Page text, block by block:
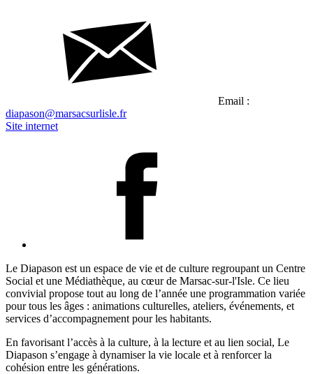
Email :
diapason@marsacsurlisle.fr
Site internet
Le Diapason est un espace de vie et de culture regroupant un Centre
Social et une Médiathèque, au cœur de Marsac-sur-l'Isle. Ce lieu
convivial propose tout au long de l’année une programmation variée
pour tous les âges : animations culturelles, ateliers, événements, et
services d’accompagnement pour les habitants.
En favorisant l’accès à la culture, à la lecture et au lien social, Le
Diapason s’engage à dynamiser la vie locale et à renforcer la
cohésion entre les générations.